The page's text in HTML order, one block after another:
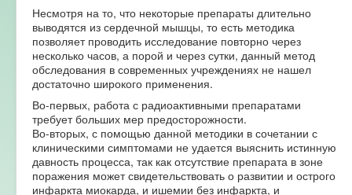
Несмотря на то, что некоторые препараты длительно
выводятся из сердечной мышцы, то есть методика
позволяет проводить исследование повторно через
несколько часов, а порой и через сутки, данный метод
обследования в современных учреждениях не нашел
достаточно широкого применения.
Во-первых, работа с радиоактивными препаратами
требует больших мер предосторожности.
Во-вторых, с помощью данной методики в сочетании с
клиническими симптомами не удается выяснить истинную
давность процесса, так как отсутствие препарата в зоне
поражения может свидетельствовать о развитии и острого
инфаркта миокарда, и ишемии без инфаркта, и